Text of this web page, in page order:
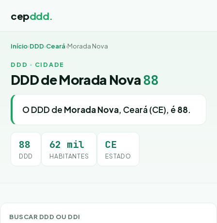
cepddd.
Início›DDD›Ceará›Morada Nova
DDD · CIDADE
DDD de Morada Nova88
O DDD de Morada Nova, Ceará (CE), é 88.
88
DDD
62 mil
HABITANTES
CE
ESTADO
BUSCAR DDD OU DDI